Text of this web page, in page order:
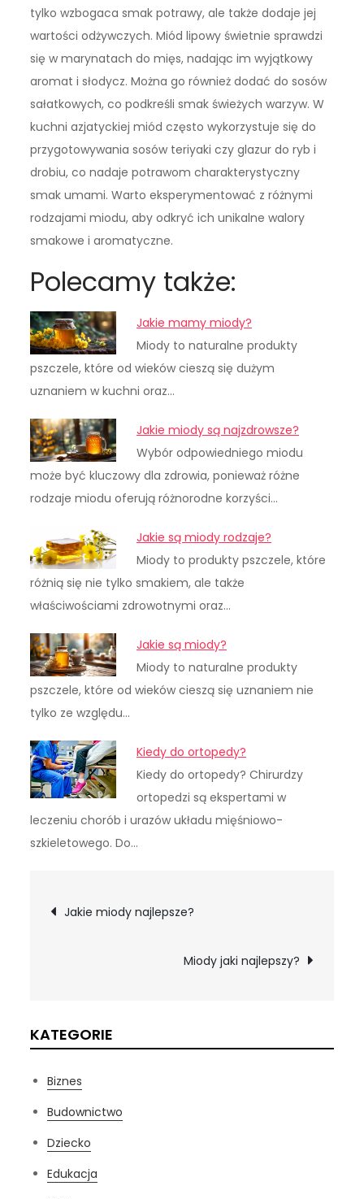
tylko wzbogaca smak potrawy, ale także dodaje jej
wartości odżywczych. Miód lipowy świetnie sprawdzi
się w marynatach do mięs, nadając im wyjątkowy
aromat i słodycz. Można go również dodać do sosów
sałatkowych, co podkreśli smak świeżych warzyw. W
kuchni azjatyckiej miód często wykorzystuje się do
przygotowywania sosów teriyaki czy glazur do ryb i
drobiu, co nadaje potrawom charakterystyczny
smak umami. Warto eksperymentować z różnymi
rodzajami miodu, aby odkryć ich unikalne walory
smakowe i aromatyczne.
Polecamy także:
Jakie mamy miody?
Miody to naturalne produkty
pszczele, które od wieków cieszą się dużym
uznaniem w kuchni oraz…
Jakie miody są najzdrowsze?
Wybór odpowiedniego miodu
może być kluczowy dla zdrowia, ponieważ różne
rodzaje miodu oferują różnorodne korzyści…
Jakie są miody rodzaje?
Miody to produkty pszczele, które
różnią się nie tylko smakiem, ale także
właściwościami zdrowotnymi oraz…
Jakie są miody?
Miody to naturalne produkty
pszczele, które od wieków cieszą się uznaniem nie
tylko ze względu…
Kiedy do ortopedy?
Kiedy do ortopedy? Chirurdzy
ortopedzi są ekspertami w
leczeniu chorób i urazów układu mięśniowo-
szkieletowego. Do…
Nawigacja
Jakie miody najlepsze?
Miody jaki najlepszy?
KATEGORIE
Biznes
Budownictwo
Dziecko
Edukacja